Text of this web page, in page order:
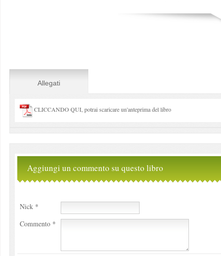
Allegati
CLICCANDO QUI, potrai scaricare un'anteprima del libro
Aggiungi un commento su questo libro
Nick *
Commento *